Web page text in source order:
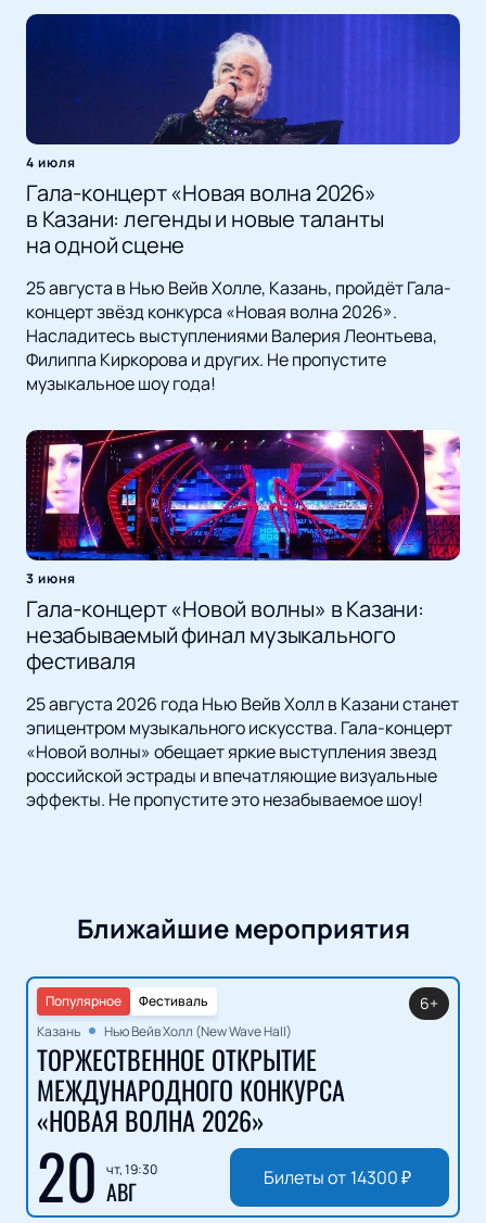
4 июля
Гала-концерт «Новая волна 2026»
в Казани: легенды и новые таланты
на одной сцене
25 августа в Нью Вейв Холле, Казань, пройдёт Гала-
концерт звёзд конкурса «Новая волна 2026».
Насладитесь выступлениями Валерия Леонтьева,
Филиппа Киркорова и других. Не пропустите
музыкальное шоу года!
3 июня
Гала-концерт «Новой волны» в Казани:
незабываемый финал музыкального
фестиваля
25 августа 2026 года Нью Вейв Холл в Казани станет
эпицентром музыкального искусства. Гала-концерт
«Новой волны» обещает яркие выступления звезд
российской эстрады и впечатляющие визуальные
эффекты. Не пропустите это незабываемое шоу!
Ближайшие мероприятия
Фестиваль
Популярное
Казань
Нью Вейв Холл (New Wave Hall)
ТОРЖЕСТВЕННОЕ ОТКРЫТИЕ
МЕЖДУНАРОДНОГО КОНКУРСА
«НОВАЯ ВОЛНА 2026»
20 чт, 19:30
АВГ
6+
Билеты от 14300₽